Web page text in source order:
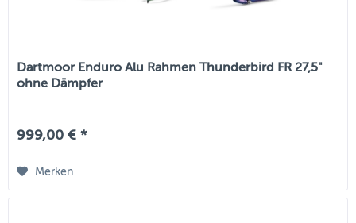
Dartmoor Enduro Alu Rahmen Thunderbird FR 27,5"
ohne Dämpfer
999,00 € *
Merken